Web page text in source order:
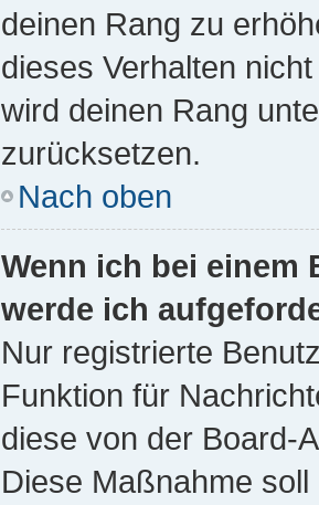
deinen Rang zu
dieses Verhalten
wird deinen Rang
zurücksetzen.
Nach oben
Wenn ich bei einem
werde ich
Nur registrierte
Funktion für
diese von der Board-
Diese Maßnahme